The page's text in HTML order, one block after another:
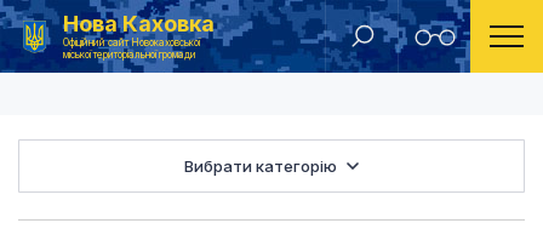
Нова Каховка
Офіційний сайт Новокаховської
міської територіальної громади
Головна Герб міста
Вибрати категорію